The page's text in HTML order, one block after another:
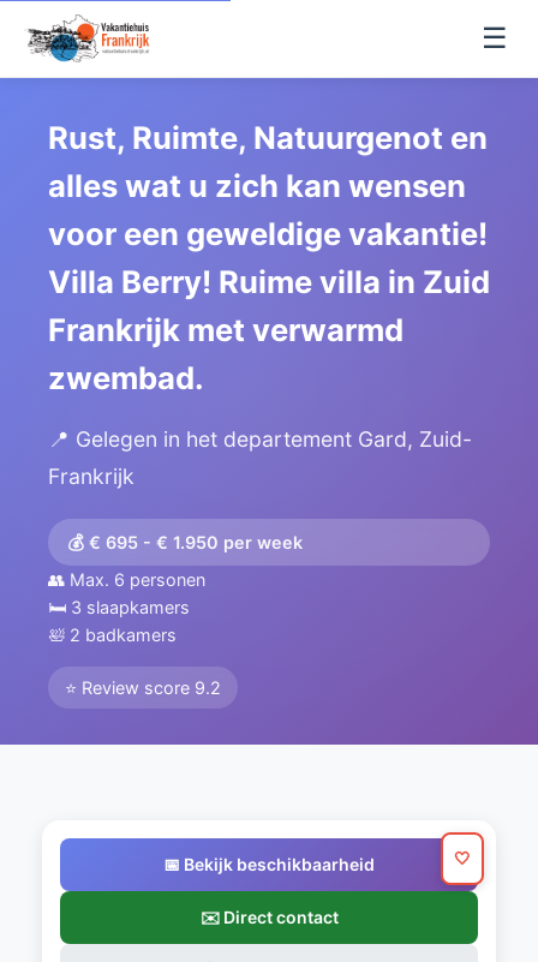
☰
Rust, Ruimte, Natuurgenot en
alles wat u zich kan wensen
voor een geweldige vakantie!
Villa Berry! Ruime villa in Zuid
Frankrijk met verwarmd
zwembad.
📍 Gelegen in het departement Gard, Zuid-
Frankrijk
💰 € 695 - € 1.950 per week
👥 Max. 6 personen
🛏️ 3 slaapkamers
🛀 2 badkamers
⭐ Review score 9.2
📅 Bekijk beschikbaarheid
✉️ Direct contact
🤍